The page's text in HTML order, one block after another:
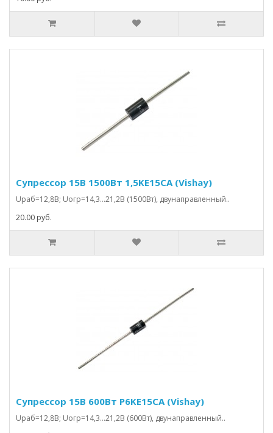
Супрессор 15В 1500Вт 1,5KE15CA (Vishay)
Uраб=12,8В; Uогр=14,3…21,2В (1500Вт), двунаправленный..
20.00 руб.
Супрессор 15В 600Вт P6KE15CA (Vishay)
Uраб=12,8В; Uогр=14,3…21,2В (600Вт), двунаправленный..